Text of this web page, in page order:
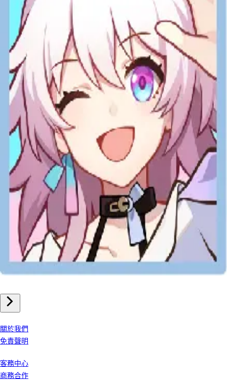
手機遊戲
崩壞星穹鐵道 儲值
關於我們
免責聲明
客務中心
商務合作